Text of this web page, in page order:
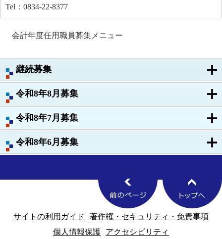
会計年度任用職員募集メニュー
継続募集
令和8年8月募集
令和8年7月募集
令和8年6月募集
Tel：0834-22-8377
サイトの利用ガイド
著作権・セキュリティ・免責事項
個人情報保護
アクセシビリティ